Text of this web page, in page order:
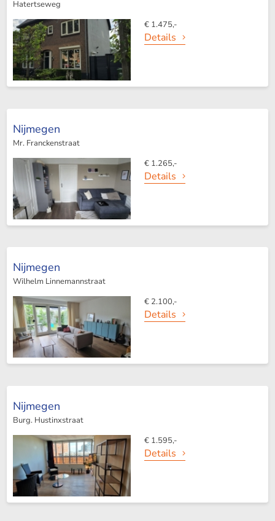
Hatertseweg
€ 1.475,-
Details
Nijmegen
Mr. Franckenstraat
€ 1.265,-
Details
Nijmegen
Wilhelm Linnemannstraat
€ 2.100,-
Details
Nijmegen
Burg. Hustinxstraat
€ 1.595,-
Details